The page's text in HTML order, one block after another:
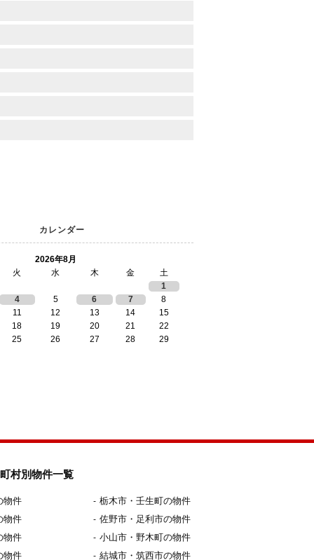
カレンダー
2026年8月
火
水 木 金
土
1
4
5 6 7
8
11
12 13 14
15
18
19 20 21
22
25
26 27 28 29
村別物件一覧
物件
物件
物件
物件
栃木市・壬生町の物件
佐野市・足利市の物件
小山市・野木町の物件
結城市・筑西市の物件